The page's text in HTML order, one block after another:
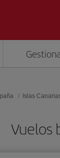
Islas
Vuelos